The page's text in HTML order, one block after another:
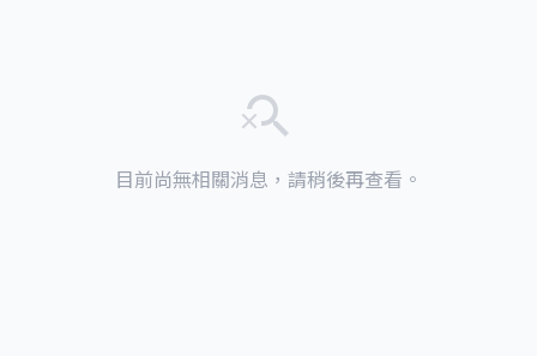
search_off
目前尚無相關消息，請稍後再查看。